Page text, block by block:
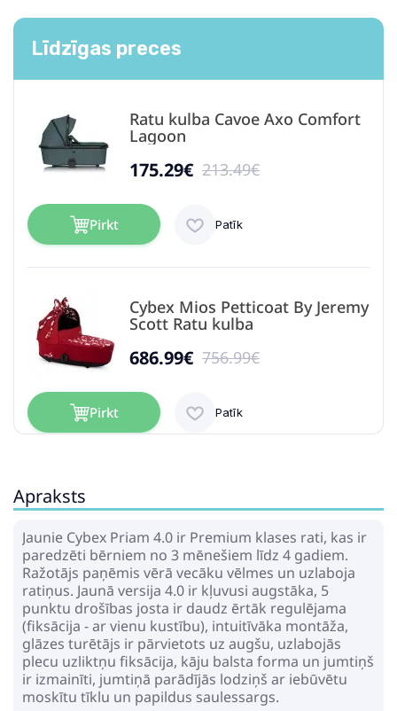
Līdzīgas preces
Ratu kulba Cavoe Axo Comfort
Lagoon
175.29€ 213.49€
Pirkt Patīk
Cybex Mios Petticoat By Jeremy
Scott Ratu kulba
686.99€ 756.99€
Pirkt Patīk
MON AMOUR IN17000000BA36
Ratu kulba
322.39€ 375.49€
Pirkt Patīk
Cybex Zeno Creme With
Orange Details Sporta ratu
Apraksts
Jaunie Cybex Priam 4.0 ir Premium klases rati, kas ir
paredzēti bērniem no 3 mēnešiem līdz 4 gadiem.
Ražotājs paņēmis vērā vecāku vēlmes un uzlaboja
ratiņus. Jaunā versija 4.0 ir kļuvusi augstāka, 5
punktu drošības josta ir daudz ērtāk regulējama
(fiksācija - ar vienu kustību), intuitīvāka montāža,
glāzes turētājs ir pārvietots uz augšu, uzlabojās
plecu uzliktņu fiksācija, kāju balsta forma un jumtiņš
ir izmainīti, jumtiņā parādījās lodziņš ar iebūvētu
moskītu tīklu un papildus saulessargs.